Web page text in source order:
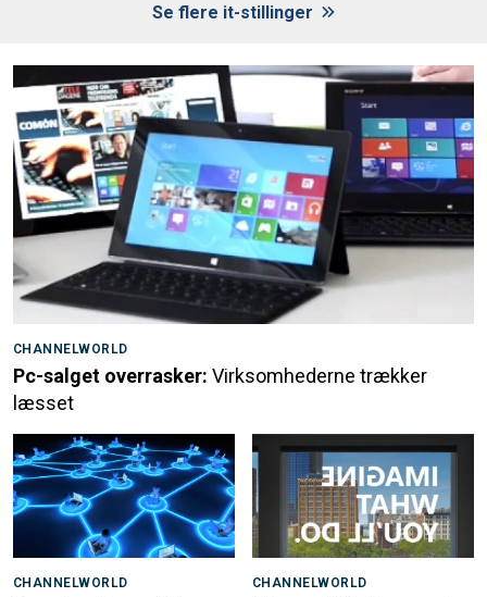
Se flere it-stillinger
CHANNELWORLD
Pc-salget overrasker: Virksomhederne trækker
læsset
CHANNELWORLD CHANNELWORLD